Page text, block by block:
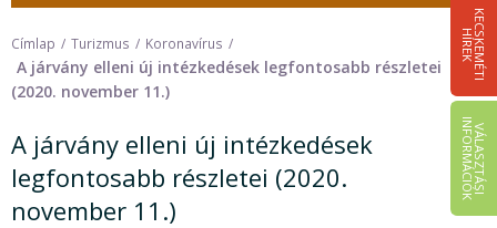
K
E
C
S
K
E
M
É
T
I
HÍ
R
E
K
V
Á
L
A
S
Z
T
Á
S
I
IN
F
O
R
M
Á
C
I
Ó
K
Címlap Turizmus Koronavírus
A járvány elleni új intézkedések legfontosabb részletei
(2020. november 11.)
A járvány elleni új intézkedések
legfontosabb részletei (2020.
november 11.)